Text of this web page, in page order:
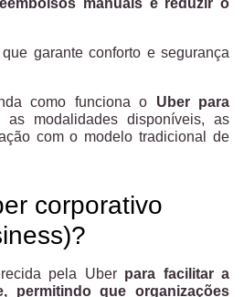
garante conforto e segurança
como funciona o Uber para
modalidades disponíveis, as
com o modelo tradicional de
corporativo
pela Uber para facilitar a
permitindo que organizações